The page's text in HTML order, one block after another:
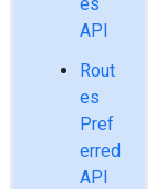
API
Rout
es
Pref
erred
API